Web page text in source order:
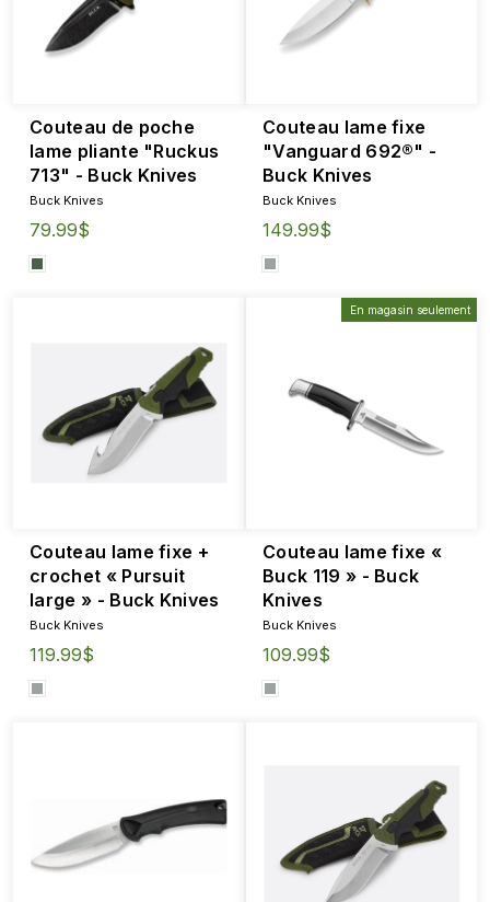
Couteau de poche
lame pliante "Ruckus
713" - Buck Knives
Buck Knives
79.99$
Couteau lame fixe
"Vanguard 692®" -
Buck Knives
Buck Knives
149.99$
Couteau lame fixe +
crochet « Pursuit
large » - Buck Knives
Buck Knives
119.99$
En magasin seulement
Couteau lame fixe «
Buck 119 » - Buck
Knives
Buck Knives
109.99$